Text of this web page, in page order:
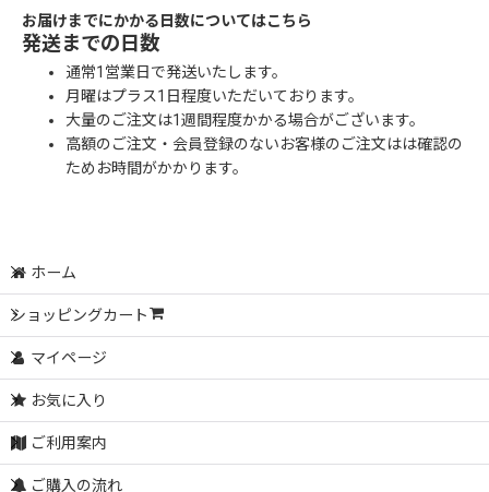
お届けまでにかかる日数についてはこちら
発送までの日数
通常1営業日で発送いたします。
月曜はプラス1日程度いただいております。
大量のご注文は1週間程度かかる場合がございます。
高額のご注文・会員登録のないお客様のご注文はは確認の
ためお時間がかかります。
ホーム
ショッピングカート
マイページ
お気に入り
ご利用案内
ご購入の流れ